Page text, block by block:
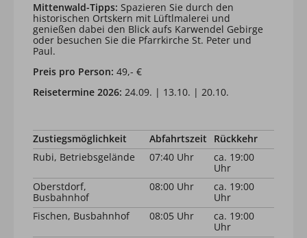
Mittenwald-Tipps: Spazieren Sie durch den
historischen Ortskern mit Lüftlmalerei und
genießen dabei den Blick aufs Karwendel Gebirge
oder besuchen Sie die Pfarrkirche St. Peter und
Paul.
Preis pro Person: 49,- €
Reisetermine 2026: 24.09. | 13.10. | 20.10.
Zustiegsmöglichkeit Abfahrtszeit
Rückkehr
Rubi, Betriebsgelände
07:40 Uhr
ca. 19:00
Uhr
Oberstdorf,
Busbahnhof
08:00 Uhr
ca. 19:00
Uhr
Fischen, Busbahnhof
08:05 Uhr
ca. 19:00
Uhr